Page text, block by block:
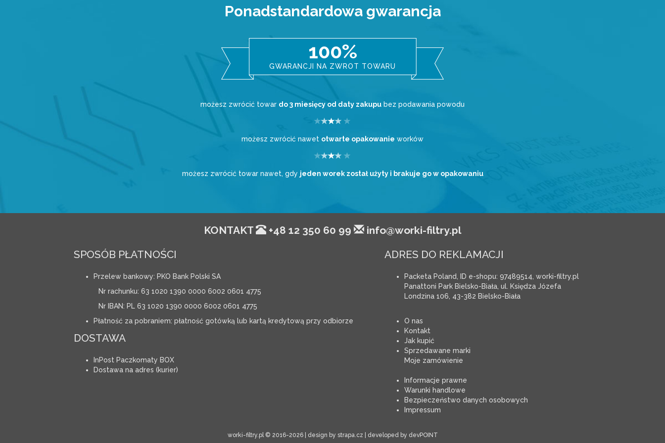
Ponadstandardowa gwarancja
100%
GWARANCJI NA ZWROT TOWARU
możesz zwrócić towar do 3 miesięcy od daty zakupu bez podawania powodu
możesz zwrócić nawet otwarte opakowanie worków
możesz zwrócić towar nawet, gdy jeden worek został użyty i brakuje go w opakowaniu
KONTAKT +48 12 350 60 99
info@worki-filtry.pl
SPOSÓB PŁATNOŚCI
Przelew bankowy: PKO Bank Polski SA
Nr rachunku: 63 1020 1390 0000 6002 0601 4775
Nr IBAN: PL 63 1020 1390 0000 6002 0601 4775
Płatność za pobraniem: płatność gotówką lub kartą kredytową przy odbiorze
DOSTAWA
InPost Paczkomaty BOX
Dostawa na adres (kurier)
ADRES DO REKLAMACJI
Packeta Poland, ID e-shopu: 97489514, worki-filtry.pl
Panattoni Park Bielsko-Biała, ul. Księdza Józefa
Londzina 106, 43-382 Bielsko-Biała
O nas
Kontakt
Jak kupić
Sprzedawane marki
Moje zamówienie
Informacje prawne
Warunki handlowe
Bezpieczeństwo danych osobowych
Impressum
worki-filtry.pl© 2016-2026 | design by strapa.cz | developed by devPOINT